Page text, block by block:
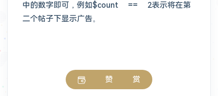
中的数字即可，例如$count == 2表示将在第
二个帖子下显示广告。
赞 赏